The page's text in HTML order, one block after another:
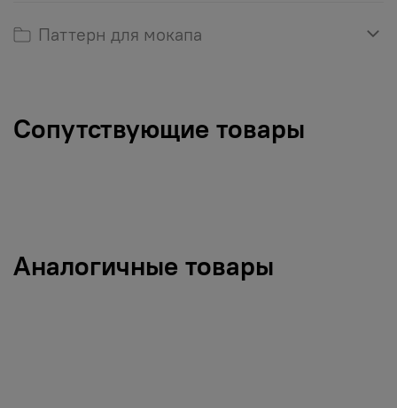
Паттерн для мокапа
Сопутствующие товары
Аналогичные товары